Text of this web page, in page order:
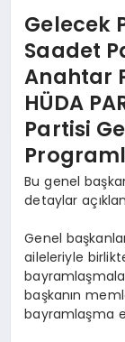
Gelecek
Saadet
Anahtar
HÜDA
Partisi
Bu genel
detaylar
Genel
aileleriyle
başkanın
bayramlaşma